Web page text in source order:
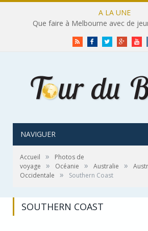
A LA UNE
Que faire à Melbourne avec de
RSS FacebookTwitterGoogle+
NAVIGUER
Accueil »
Photos de
voyage
» Océanie » Australie »
Occidentale
» Southern Coast
SOUTHERN COAST